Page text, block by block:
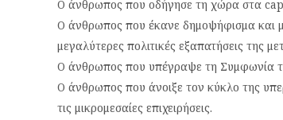
Ο άνθρωπος που οδήγησε τη χώρα στα
Ο άνθρωπος που έκανε δημοψήφισμα και
μεγαλύτερες πολιτικές εξαπατήσεις της
Ο άνθρωπος που υπέγραψε τη Συμφωνία
Ο άνθρωπος που άνοιξε τον κύκλο της
τις μικρομεσαίες επιχειρήσεις.